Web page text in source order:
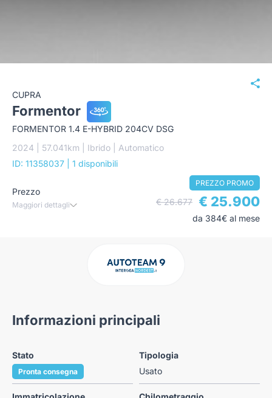
CUPRA
Formentor
FORMENTOR 1.4 E-HYBRID 204CV DSG
2024 | 57.041km | Ibrido | Automatico
ID: 11358037
| 1 disponibili
Prezzo
Maggiori dettagli
PREZZO PROMO
€ 26.677 € 25.900
da 384€ al mese
Informazioni principali
Stato
Pronta consegna
Tipologia
Usato